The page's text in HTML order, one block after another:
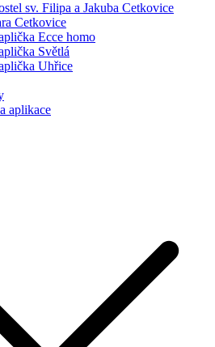
sv. Filipa a Jakuba Cetkovice
Cetkovice
Ecce homo
Světlá
Uhřice
aplikace